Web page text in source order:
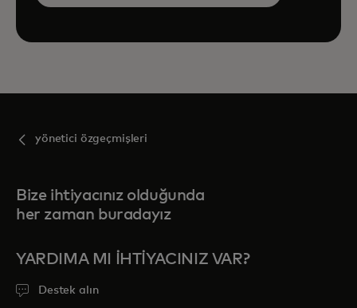
yönetici özgeçmişleri
Bize ihtiyacınız olduğunda
her zaman buradayız
YARDIMA MI IHTIYACINIZ VAR?
Destek alın